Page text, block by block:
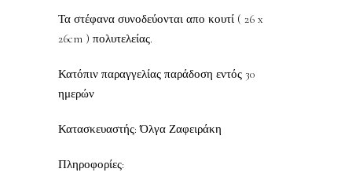
Τα στέφανα συνοδεύονται απο κουτί ( 26 x
26cm ) πολυτελείας.
Κατόπιν παραγγελίας παράδοση εντός 30
ημερών
Κατασκευαστής: Όλγα Ζαφειράκη
Πληροφορίες: